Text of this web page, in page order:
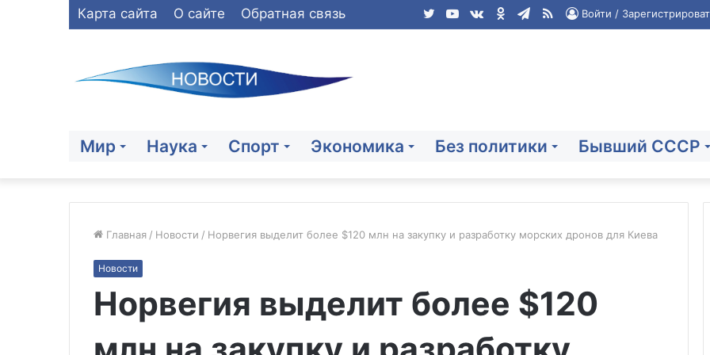
Карта сайта О сайте Обратная связь Войти /
RSS
Telegram
Одноклассники
vk.com
YouTube
Twitter
Мир Наука Спорт Экономика Без политики Бывший СССР
Главная / Новости / Норвегия выделит более $120 млн на закупку и разработку морских дронов для Киева
Новости
Норвегия выделит более $120
объявил
в
объяснил
плюсы
практики